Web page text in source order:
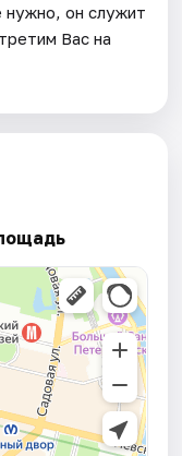
нужно, он служит
Вас на